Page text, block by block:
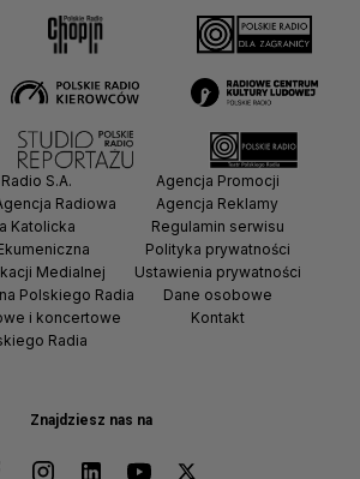
Znajdziesz nas na
S.A.
Radiowa
Katolicka
Medialnej
Polskiego Radia
i koncertowe
Radia
Agencja Promocji
Agencja Reklamy
Regulamin serwisu
Polityka prywatności
Ustawienia prywatności
Dane osobowe
Kontakt